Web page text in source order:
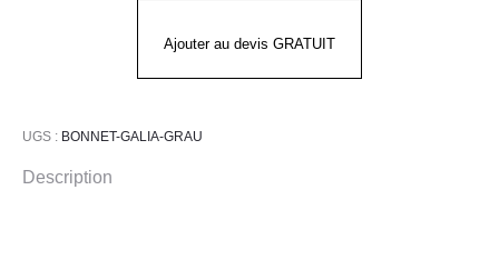
Ajouter au devis GRATUIT
UGS : BONNET-GALIA-GRAU
Description